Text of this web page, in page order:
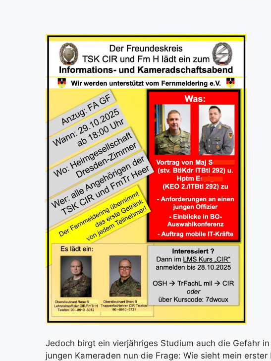
Jedoch birgt ein vier­jäh­ri­ges Stu­di­um auch die Gefahr
jun­gen Kame­ra­den nun die Fra­ge: Wie sieht mein